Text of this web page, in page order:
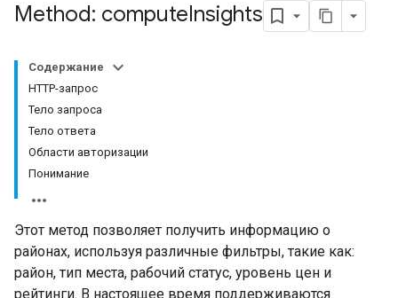
Method: computeInsights
Содержание
HTTP-запрос
Тело запроса
Тело ответа
Области авторизации
Понимание
Этот метод позволяет получить информацию о
районах, используя различные фильтры, такие как:
район, тип места, рабочий статус, уровень цен и
рейтинги. В настоящее время поддерживаются